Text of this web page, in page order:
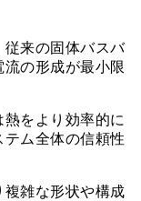
従来の固体バスバ
の形成が最小限
をより効率的に
ム全体の信頼性
複雑な形状や構成